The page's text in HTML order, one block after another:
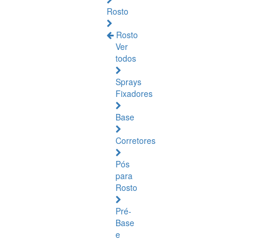
Rosto
Rosto
Ver
todos
Sprays
Fixadores
Base
Corretores
Pós
para
Rosto
Pré-
Base
e